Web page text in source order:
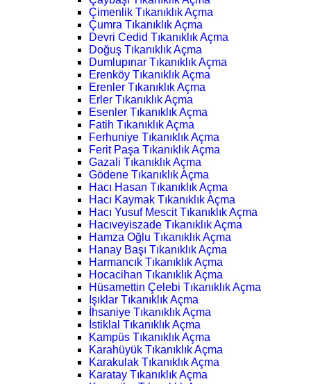
Çimenlik Tıkanıklık Açma
Çumra Tıkanıklık Açma
Devri Cedid Tıkanıklık Açma
Doğuş Tıkanıklık Açma
Dumlupınar Tıkanıklık Açma
Erenköy Tıkanıklık Açma
Erenler Tıkanıklık Açma
Erler Tıkanıklık Açma
Esenler Tıkanıklık Açma
Fatih Tıkanıklık Açma
Ferhuniye Tıkanıklık Açma
Ferit Paşa Tıkanıklık Açma
Gazali Tıkanıklık Açma
Gödene Tıkanıklık Açma
Hacı Hasan Tıkanıklık Açma
Hacı Kaymak Tıkanıklık Açma
Hacı Yusuf Mescit Tıkanıklık Açma
Hacıveyiszade Tıkanıklık Açma
Hamza Oğlu Tıkanıklık Açma
Hanay Başı Tıkanıklık Açma
Harmancık Tıkanıklık Açma
Hocacihan Tıkanıklık Açma
Hüsamettin Çelebi Tıkanıklık Açma
Işıklar Tıkanıklık Açma
İhsaniye Tıkanıklık Açma
İstiklal Tıkanıklık Açma
Kampüs Tıkanıklık Açma
Karahüyük Tıkanıklık Açma
Karakulak Tıkanıklık Açma
Karatay Tıkanıklık Açma